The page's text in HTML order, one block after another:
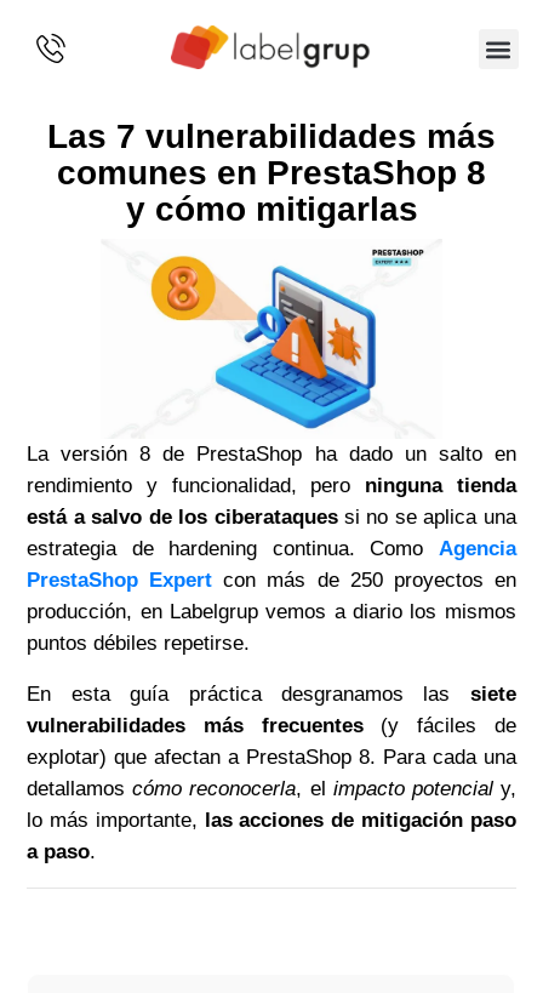
Las 7 vulnerabilidades más
comunes en PrestaShop 8
y cómo mitigarlas
La versión 8 de PrestaShop ha dado un salto en
rendimiento y funcionalidad, pero ninguna tienda
está a salvo de los ciberataquessi no se aplica una
estrategia de hardening continua. Como Agencia
PrestaShop Expert con más de 250 proyectos en
producción, en Labelgrup vemos a diario los mismos
puntos débiles repetirse.
En esta guía práctica desgranamos las siete
vulnerabilidades más frecuentes(y fáciles de
explotar) que afectan a PrestaShop 8. Para cada una
detallamoscómo reconocerla, el impacto potencialy,
lo más importante, las acciones de mitigación paso
a paso.